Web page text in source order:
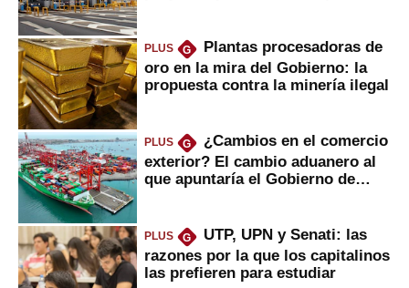
PLUS G
Plantas procesadoras de
oro en la mira del Gobierno: la
propuesta contra la minería ilegal
PLUS G
¿Cambios en el comercio
exterior? El cambio aduanero al
que apuntaría el Gobierno de
PLUS G
UTP, UPN y Senati: las
razones por la que los capitalinos
las prefieren para estudiar